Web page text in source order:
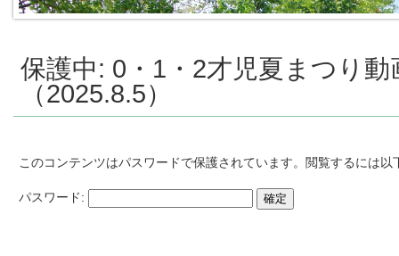
保護中: 0・1・2才児夏まつり動
（2025.8.5）
このコンテンツはパスワードで保護されています。閲覧するには
パスワード: